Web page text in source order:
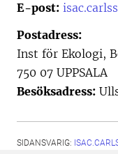
E-post:
Postadress:
Inst för Ekologi,
750 07 UPPSALA
Besöksadress:
SIDANSVARIG: